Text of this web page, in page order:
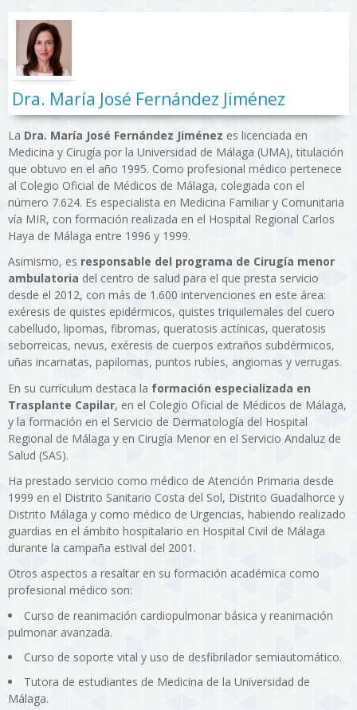
Dra. María José Fernández Jiménez
La Dra. María José Fernández Jiménez es licenciada en
Medicina y Cirugía por la Universidad de Málaga (UMA), titulación
que obtuvo en el año 1995. Como profesional médico pertenece
al Colegio Oficial de Médicos de Málaga, colegiada con el
número 7.624. Es especialista en Medicina Familiar y Comunitaria
vía MIR, con formación realizada en el Hospital Regional Carlos
Haya de Málaga entre 1996 y 1999.
Asimismo, es responsable del programa de Cirugía menor
ambulatoria del centro de salud para el que presta servicio
desde el 2012, con más de 1.600 intervenciones en este área:
exéresis de quistes epidérmicos, quistes triquilemales del cuero
cabelludo, lipomas, fibromas, queratosis actínicas, queratosis
seborreicas, nevus, exéresis de cuerpos extraños subdérmicos,
uñas incarnatas, papilomas, puntos rubíes, angiomas y verrugas.
En su currículum destaca la formación especializada en
Trasplante Capilar, en el Colegio Oficial de Médicos de Málaga,
y la formación en el Servicio de Dermatología del Hospital
Regional de Málaga y en Cirugía Menor en el Servicio Andaluz de
Salud (SAS).
Ha prestado servicio como médico de Atención Primaria desde
1999 en el Distrito Sanitario Costa del Sol, Distrito Guadalhorce y
Distrito Málaga y como médico de Urgencias, habiendo realizado
guardias en el ámbito hospitalario en Hospital Civil de Málaga
durante la campaña estival del 2001.
Otros aspectos a resaltar en su formación académica como
profesional médico son:
Curso de reanimación cardiopulmonar básica y reanimación
pulmonar avanzada.
Curso de soporte vital y uso de desfibrilador semiautomático.
Tutora de estudiantes de Medicina de la Universidad de
Málaga.